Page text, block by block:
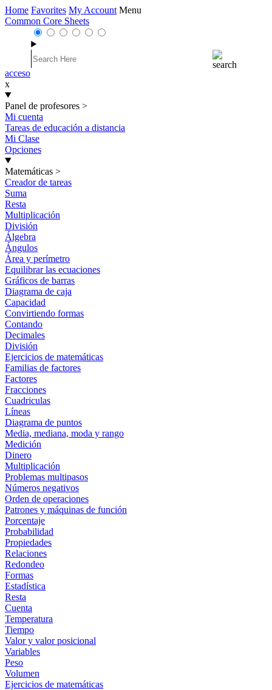
Home Favorites My Account Menu
Common Core Sheets
acceso
x
Panel de profesores >
Mi cuenta
Tareas de educación a distancia
Mi Clase
Opciones
Matemáticas >
Creador de tareas
Suma
Resta
Multiplicación
División
Álgebra
Ángulos
Área y perímetro
Equilibrar las ecuaciones
Gráficos de barras
Diagrama de caja
Capacidad
Convirtiendo formas
Contando
Decimales
División
Ejercicios de matemáticas
Familias de factores
Factores
Fracciones
Cuadriculas
Líneas
Diagrama de puntos
Media, mediana, moda y rango
Medición
Dinero
Multiplicación
Problemas multipasos
Números negativos
Orden de operaciones
Patrones y máquinas de función
Porcentaje
Probabilidad
Propiedades
Relaciones
Redondeo
Formas
Estadística
Resta
Cuenta
Temperatura
Tiempo
Valor y valor posicional
Variables
Peso
Volumen
Ejercicios de matemáticas